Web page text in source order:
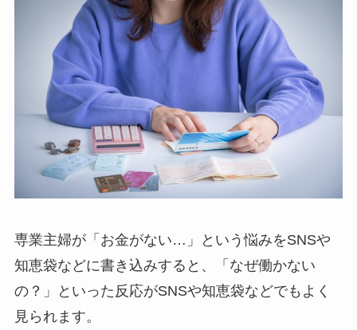
専業主婦が「お金がない…」という悩みをSNSや
知恵袋などに書き込みすると、「なぜ働かない
の？」といった反応がSNSや知恵袋などでもよく
見られます。